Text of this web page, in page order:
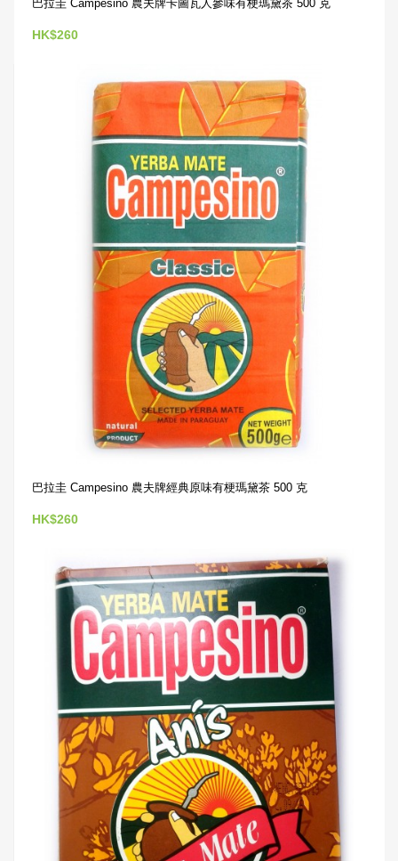
巴拉圭 Campesino 農夫牌卡圖瓦人參味有梗瑪黛茶 500 克
HK$260
巴拉圭 Campesino 農夫牌經典原味有梗瑪黛茶 500 克
HK$260